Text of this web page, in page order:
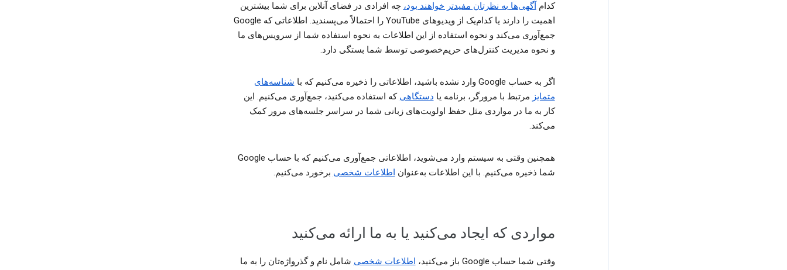
کدام آگهی‌ها به نظرتان مفیدتر خواهند بود، چه افرادی در فضای آنلاین برای شما بیشترین
اهمیت را دارند یا کدام‌یک از ویدیوهای YouTube را احتمالاً می‌پسندید. اطلاعاتی که Google
جمع‌آوری می‌کند و نحوه استفاده از این اطلاعات به نحوه استفاده شما از سرویس‌های ما
و نحوه مدیریت کنترل‌های حریم‌خصوصی توسط شما بستگی دارد.
اگر به حساب Google وارد نشده باشید، اطلاعاتی را ذخیره می‌کنیم که با
شناسه‌های
متمایز مرتبط با مرورگر، برنامه یا دستگاهی که استفاده می‌کنید، جمع‌آوری می‌کنیم. این
کار به ما در مواردی مثل حفظ اولویت‌های زبانی شما در سراسر جلسه‌های مرور کمک
می‌کند.
همچنین وقتی به سیستم وارد می‌شوید، اطلاعاتی جمع‌آوری می‌کنیم که با حساب Google
شما ذخیره می‌کنیم. با این اطلاعات به‌عنوان اطلاعات شخصی برخورد می‌کنیم.
مواردی که ایجاد می‌کنید یا به ما ارائه می‌کنید
وقتی شما حساب Google باز می‌کنید، اطلاعات شخصی شامل نام و گذرواژه‌تان را به ما